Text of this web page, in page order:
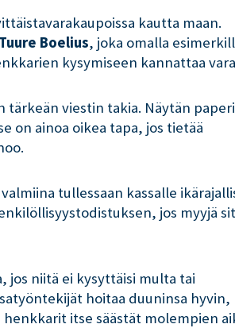
kautta maan.
Tuure Boelius, joka omalla
kysymiseen kannattaa
tärkeän viestin takia. Näytän
on ainoa oikea tapa, jos tietää
tullessaan kassalle
jos myyjä
jos niitä ei kysyttäisi multa tai
hoitaa duuninsa hyvin,
itse säästät molempien